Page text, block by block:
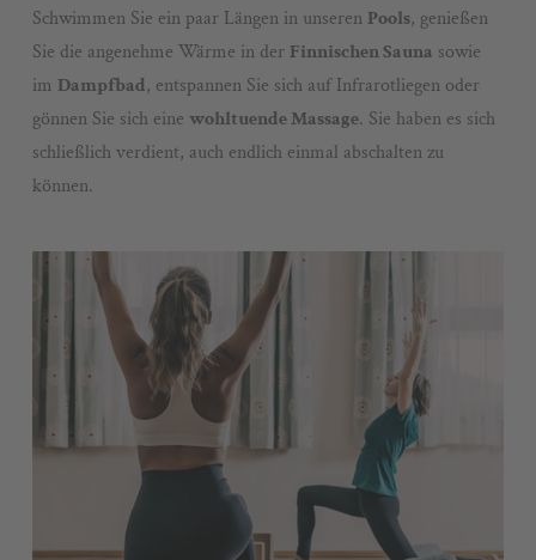
Schwimmen Sie ein paar Längen in unseren Pools, genießen
Sie die angenehme Wärme in der Finnischen Sauna sowie
im Dampfbad, entspannen Sie sich auf Infrarotliegen oder
gönnen Sie sich eine wohltuende Massage. Sie haben es sich
schließlich verdient, auch endlich einmal abschalten zu
können.